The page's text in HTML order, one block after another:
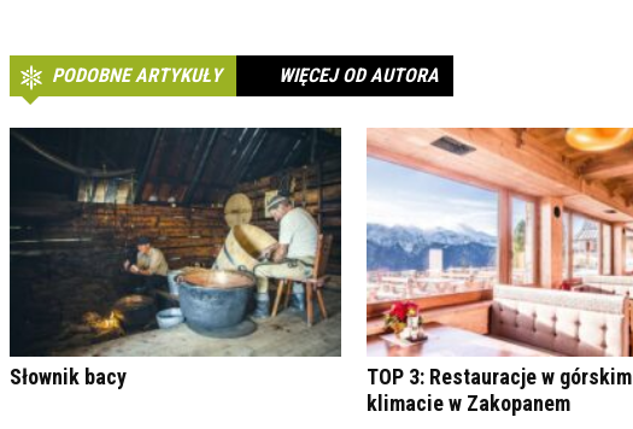
PODOBNE ARTYKUŁY WIĘCEJ OD AUTORA
Słownik bacy
TOP 3: Restauracje w górskim
klimacie w Zakopanem